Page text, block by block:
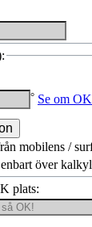
° Se om
mobilens /
över
plats: